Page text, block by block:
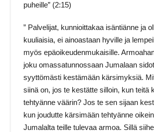
puheille” (2:15)
” Palvelijat, kunnioittakaa isäntiänne ja
kuuliaisia, ei ainoastaan hyville ja
myös epäoikeudenmukaisille.
joku omassatunnossaan Jumalaan
syyttömästi kestämään kärsimyksiä.
siinä on, jos te kestätte silloin, kun teitä
tehtyänne väärin? Jos te sen sijaan
kun joudutte kärsimään tehtyänne
Jumalalta teille tulevaa armoa. Sillä